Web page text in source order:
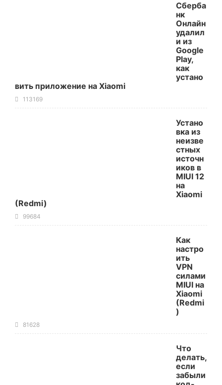
Сберба
нк
Онлайн
удалил
и из
Google
Play,
как
устано
вить приложение на Xiaomi
113169
Устано
вка из
неизве
стных
источн
иков в
MIUI 12
на
Xiaomi
(Redmi)
99684
Как
настро
ить
VPN
силами
MIUI на
Xiaomi
(Redmi
)
81628
Что
делать,
если
забыли